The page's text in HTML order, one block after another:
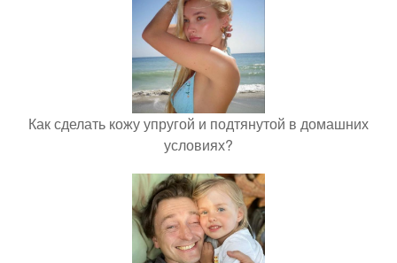
Как сделать кожу упругой и подтянутой в домашних
условиях?